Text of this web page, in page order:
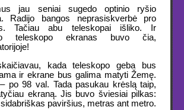
jau seniai sugedo optinio ryšio
Radijo bangos neprasiskverbė pro
Tačiau abu teleskopai išliko. Ir
teleskopo ekranas buvo čia,
kada teleskopo geba bus
ir ekrane bus galima matyti Žemę.
po 98 val. Tada pasukau krėslą taip,
ekraną. Jis buvo šviesiai pilkas:
paviršius, metras ant metro.